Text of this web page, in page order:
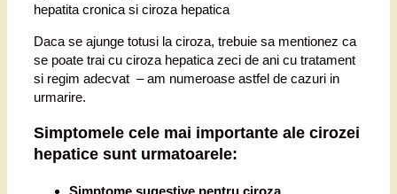
hepatita cronica si ciroza hepatica
Daca se ajunge totusi la ciroza, trebuie sa mentionez ca
se poate trai cu ciroza hepatica zeci de ani cu tratament
si regim adecvat – am numeroase astfel de cazuri in
urmarire.
Simptomele cele mai importante ale cirozei
hepatice sunt urmatoarele: